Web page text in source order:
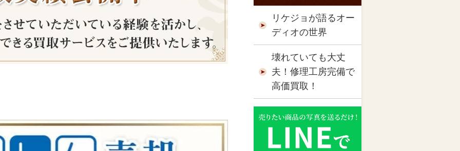
リケジョが語るオー
ディオの世界
壊れていても大丈
夫！修理工房完備で
高価買取！